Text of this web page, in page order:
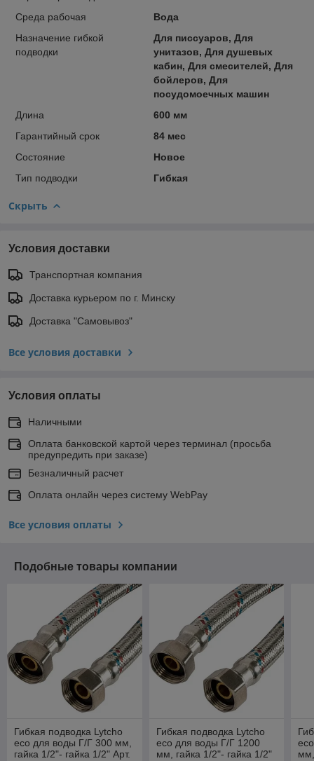
Среда рабочая
Вода
Назначение гибкой
подводки
Для писсуаров, Для
унитазов, Для душевых
кабин, Для смесителей, Для
бойлеров, Для
посудомоечных машин
Длина
600 мм
Гарантийный срок
84 мес
Состояние
Новое
Тип подводки
Гибкая
Скрыть
Условия доставки
Транспортная компания
Доставка курьером по г. Минску
Доставка "Самовывоз"
Все условия доставки
Условия оплаты
Наличными
Оплата банковской картой через терминал (просьба
предупредить при заказе)
Безналичный расчет
Оплата онлайн через систему WebPay
Все условия оплаты
Подобные товары компании
Гибкая подводка Lytcho
eco для воды Г/Г 300 мм,
гайка 1/2"- гайка 1/2" Арт.
Гибкая подводка Lytcho
eco для воды Г/Г 1200
мм, гайка 1/2"- гайка 1/2"
мм,